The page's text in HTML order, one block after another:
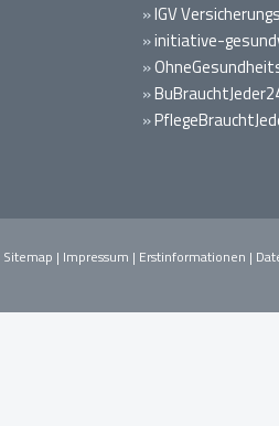
»IGV
»initiative-
»
»
»
Sitemap | Impressum | Erstinformationen |